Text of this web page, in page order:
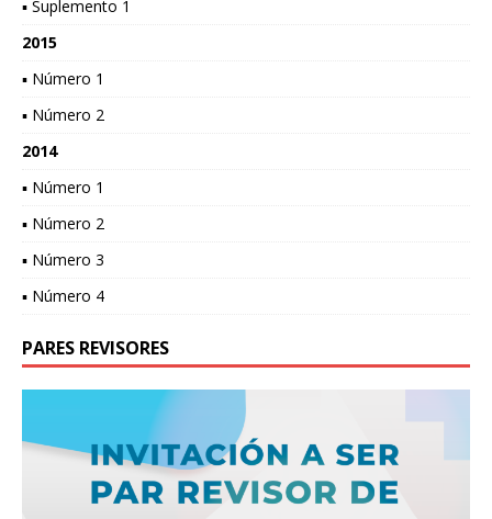
▪ Suplemento 1
2015
▪ Número 1
▪ Número 2
2014
▪ Número 1
▪ Número 2
▪ Número 3
▪ Número 4
PARES REVISORES